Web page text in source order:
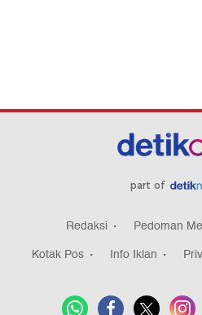
part of
Redaksi Pedoman
Kotak Pos
Info Iklan